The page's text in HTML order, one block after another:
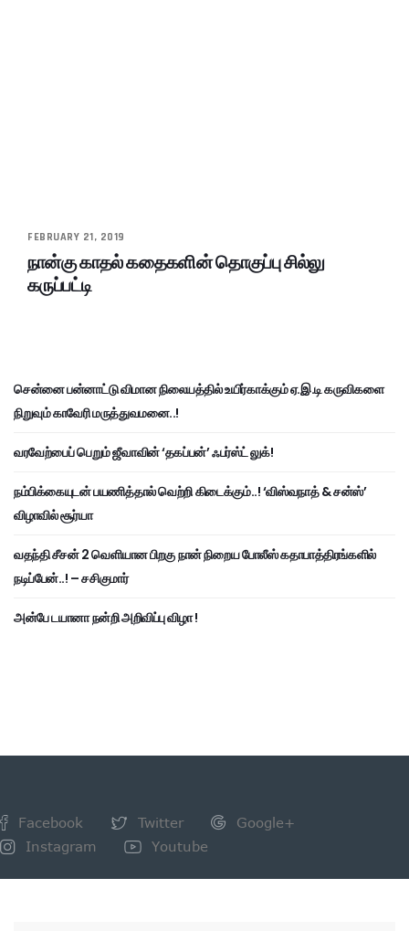
FEBRUARY 21, 2019
நான்கு காதல் கதைகளின் தொகுப்பு சில்லு
கருப்பட்டி
சென்னை பன்னாட்டு விமான நிலையத்தில் உயிர்காக்கும் ஏ.இ.டி கருவிகளை
நிறுவும் காவேரி மருத்துவமனை..!
வரவேற்பைப் பெறும் ஜீவாவின் ‘தகப்பன்’ ஃபர்ஸ்ட் லுக்!
நம்பிக்கையுடன் பயணித்தால் வெற்றி கிடைக்கும்..! ‘விஸ்வநாத் & சன்ஸ்’
விழாவில் சூர்யா
வதந்தி சீசன் 2 வெளியான பிறகு நான் நிறைய போலீஸ் கதாபாத்திரங்களில்
நடிப்பேன்..! – சசிகுமார்
அன்பே டயானா நன்றி அறிவிப்பு விழா !
Facebook Twitter
Google+
Instagram
Youtube